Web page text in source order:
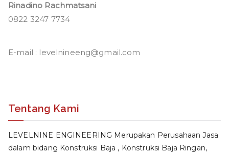
Rinadino Rachmatsani
0822 3247 7734
E-mail : levelnineeng@gmail.com
Tentang Kami
LEVELNINE ENGINEERING Merupakan Perusahaan Jasa
dalam bidang Konstruksi Baja , Konstruksi Baja Ringan,